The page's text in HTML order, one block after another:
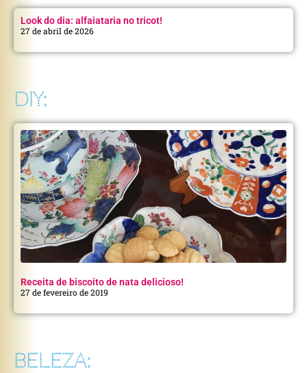
Look do dia: alfaiataria no tricot!
27 de abril de 2026
DIY:
Receita de biscoito de nata delicioso!
27 de fevereiro de 2019
BELEZA: